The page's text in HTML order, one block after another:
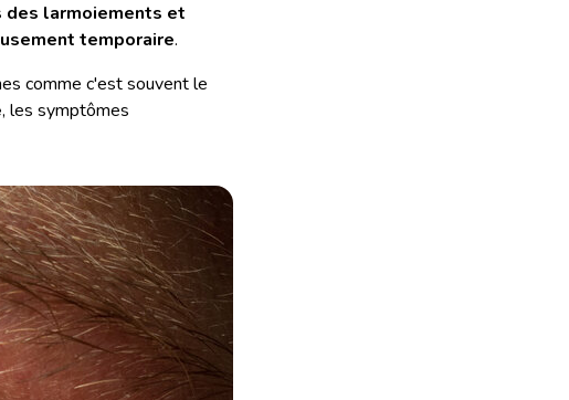
des larmoiements et
temporaire.
comme c'est souvent le
, les symptômes